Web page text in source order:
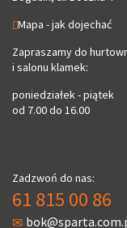
Mapa - jak dojechać
Zapraszamy do
i salonu klamek:
poniedziałek - piątek
od 7.00 do 16.00
Zadzwoń do nas:
61 815 00 86